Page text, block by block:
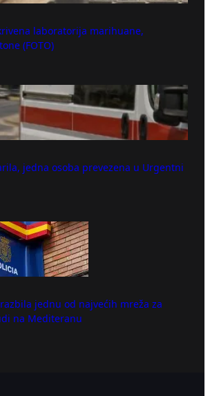
laboratorija marihuane,
(FOTO)
jedna osoba prevezena u Urgentni
jednu od najvećih mreža za
na Mediteranu